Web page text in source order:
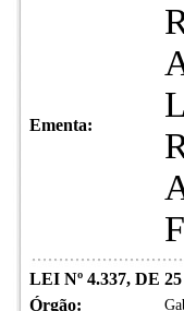
Ementa:
LEI Nº 4.337, DE
Órgão: